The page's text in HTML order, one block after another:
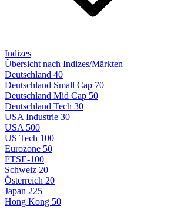
Indizes
Übersicht nach Indizes/Märkten
Deutschland 40
Deutschland Small Cap 70
Deutschland Mid Cap 50
Deutschland Tech 30
USA Industrie 30
USA 500
US Tech 100
Eurozone 50
FTSE-100
Schweiz 20
Österreich 20
Japan 225
Hong Kong 50